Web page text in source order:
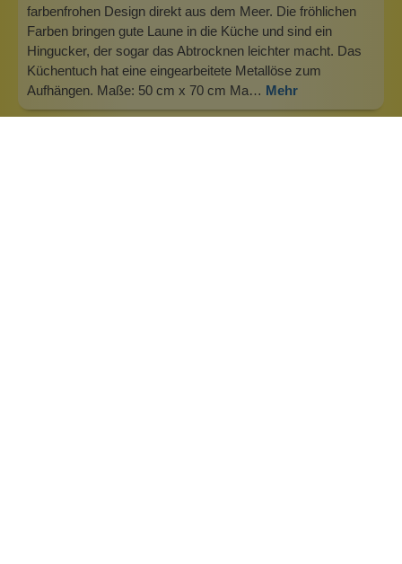
farbenfrohen Design direkt aus dem Meer. Die fröhlichen
Farben bringen gute Laune in die Küche und sind ein
Hingucker, der sogar das Abtrocknen leichter macht. Das
Küchentuch hat eine eingearbeitete Metallöse zum
Aufhängen. Maße: 50 cm x 70 cm Ma… Mehr